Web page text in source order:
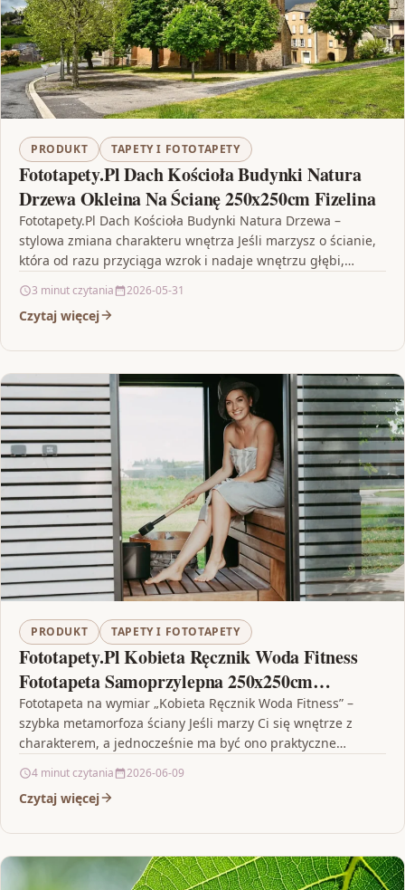
PRODUKT TAPETY I FOTOTAPETY
Fototapety.Pl Dach Kościoła Budynki Natura
Drzewa Okleina Na Ścianę 250x250cm Fizelina
Fototapety.Pl Dach Kościoła Budynki Natura Drzewa –
stylowa zmiana charakteru wnętrza Jeśli marzysz o ścianie,
która od razu przyciąga wzrok i nadaje wnętrzu głębi,…
3 minut czytania 2026-05-31
Czytaj więcej
PRODUKT TAPETY I FOTOTAPETY
Fototapety.Pl Kobieta Ręcznik Woda Fitness
Fototapeta Samoprzylepna 250x250cm
Magicstick
Fototapeta na wymiar „Kobieta Ręcznik Woda Fitness” –
szybka metamorfoza ściany Jeśli marzy Ci się wnętrze z
charakterem, a jednocześnie ma być ono praktyczne…
4 minut czytania 2026-06-09
Czytaj więcej